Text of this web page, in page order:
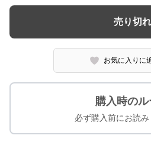
売り切れ
お気に入りに
購入時の
必ず購入前にお読み